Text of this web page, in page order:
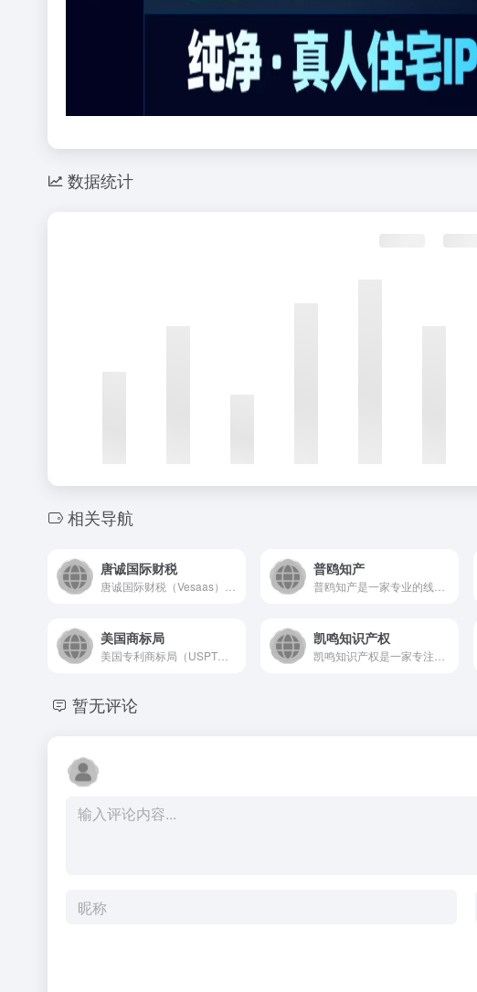
数据统计
相关导航
唐诚国际财税 普鸥知产
美国商标局 凯鸣知识产权
暂无评论